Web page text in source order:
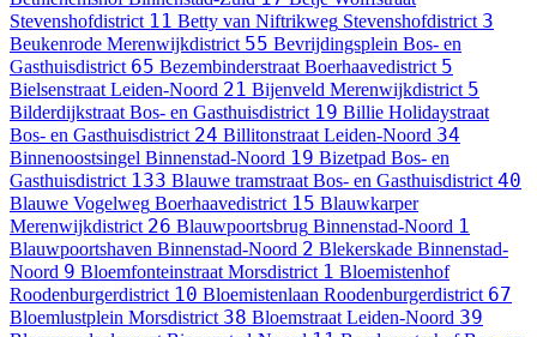
Stevenshofdistrict 11 Betty van Niftrikweg Stevenshofdistrict 3
Beukenrode Merenwijkdistrict 55 Bevrijdingsplein Bos- en
Gasthuisdistrict 65 Bezembinderstraat Boerhaavedistrict 5
Bielsenstraat Leiden-Noord 21 Bijenveld Merenwijkdistrict 5
Bilderdijkstraat Bos- en Gasthuisdistrict 19 Billie Holidaystraat
Bos- en Gasthuisdistrict 24 Billitonstraat Leiden-Noord 34
Binnenoostsingel Binnenstad-Noord 19 Bizetpad Bos- en
Gasthuisdistrict 133 Blauwe tramstraat Bos- en Gasthuisdistrict 40
Blauwe Vogelweg Boerhaavedistrict 15 Blauwkarper
Merenwijkdistrict 26 Blauwpoortsbrug Binnenstad-Noord 1
Blauwpoortshaven Binnenstad-Noord 2 Blekerskade Binnenstad-
Noord 9 Bloemfonteinstraat Morsdistrict 1 Bloemistenhof
Roodenburgerdistrict 10 Bloemistenlaan Roodenburgerdistrict 67
Bloemlustplein Morsdistrict 38 Bloemstraat Leiden-Noord 39